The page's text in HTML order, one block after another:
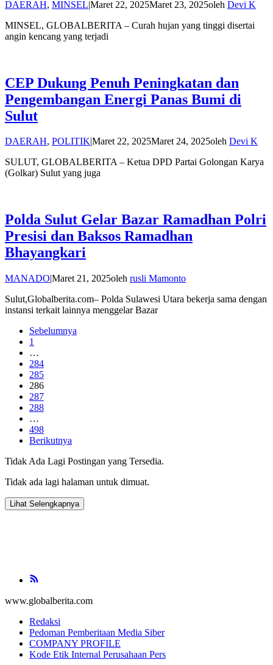
DAERAH, MINSEL|Maret 22, 2025Maret 23, 2025oleh Devi K
MINSEL, GLOBALBERITA – Curah hujan yang tinggi disertai
angin kencang yang terjadi
CEP Dukung Penuh Peningkatan dan
Pengembangan Energi Panas Bumi di
Sulut
DAERAH, POLITIK|Maret 22, 2025Maret 24, 2025oleh Devi K
SULUT, GLOBALBERITA – Ketua DPD Partai Golongan Karya
(Golkar) Sulut yang juga
Polda Sulut Gelar Bazar Ramadhan Polri
Presisi dan Baksos Ramadhan
Bhayangkari
MANADO|Maret 21, 2025oleh rusli Mamonto
Sulut,Globalberita.com– Polda Sulawesi Utara bekerja sama dengan
instansi terkait lainnya menggelar Bazar
Sebelumnya
1
…
284
285
286
287
288
…
498
Berikutnya
Tidak Ada Lagi Postingan yang Tersedia.
Tidak ada lagi halaman untuk dimuat.
Lihat Selengkapnya
www.globalberita.com
Redaksi
Pedoman Pemberitaan Media Siber
COMPANY PROFILE
Kode Etik Internal Perusahaan Pers